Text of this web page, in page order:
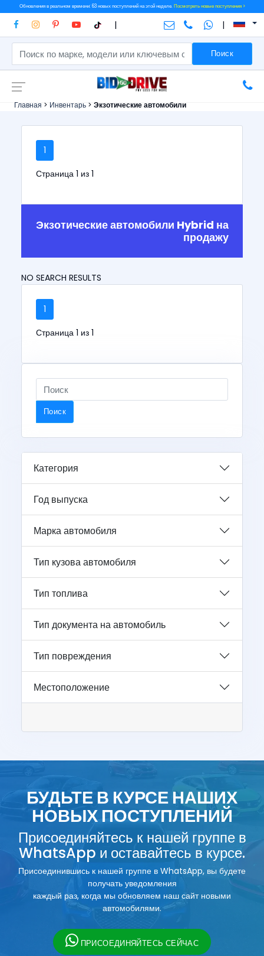
Обновления в реальном времени: 63 новых поступлений на этой неделе.Посмотреть новые поступления >
| |
Поиск
Главная > Инвентарь > Экзотические автомобили
1
Страница 1 из 1
Экзотические автомобили Hybrid на
продажу
NO SEARCH RESULTS
1
Страница 1 из 1
Поиск
Категория
Год выпуска
Марка автомобиля
Тип кузова автомобиля
Тип топлива
Тип документа на автомобиль
Тип повреждения
Местоположение
БУДЬТЕ В КУРСЕ НАШИХ
НОВЫХ ПОСТУПЛЕНИЙ
Присоединяйтесь к нашей группе в
WhatsApp и оставайтесь в курсе.
Присоединившись к нашей группе в WhatsApp, вы будете
получать уведомления
каждый раз, когда мы обновляем наш сайт новыми
автомобилями.
ПРИСОЕДИНЯЙТЕСЬ СЕЙЧАС